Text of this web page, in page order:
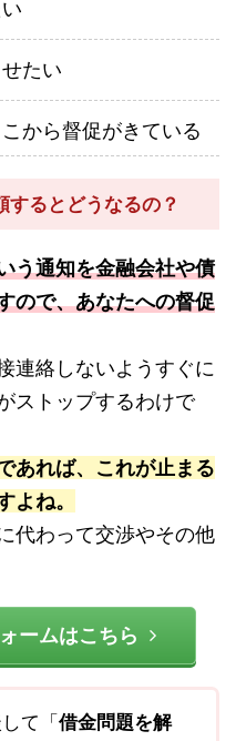
たい
から督促がきている
るとどうなるの？
う通知を金融会社や債
ので、あなたへの督促
連絡しないようすぐに
ストップするわけで
あれば、これが止まる
よね。
代わって交渉やその他
ームはこちら
て「 借金問題を解